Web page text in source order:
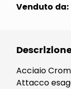
Venduto da:
Acciaio
Attacco